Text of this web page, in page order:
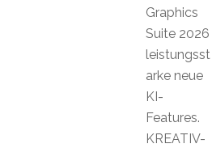
Graphics
Suite 2026
leistungsst
arke neue
KI-
Features.
KREATIV-